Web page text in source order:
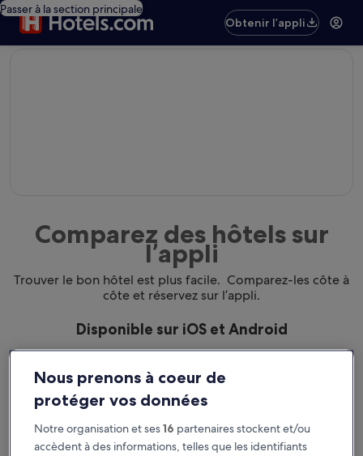
Passer à la section principale
Obtenir l’appli
Comparez des hôtels sur
l’appli
Trouver le bon hôtel est plus facile. Comparez-les côte à
côte et réservez sur l’appli.
Disponible sur iOS et Android
Nous prenons à coeur de
protéger vos données
Notre organisation et ses16 partenaires stockent et/ou
accèdent à des informations, telles que les identifiants